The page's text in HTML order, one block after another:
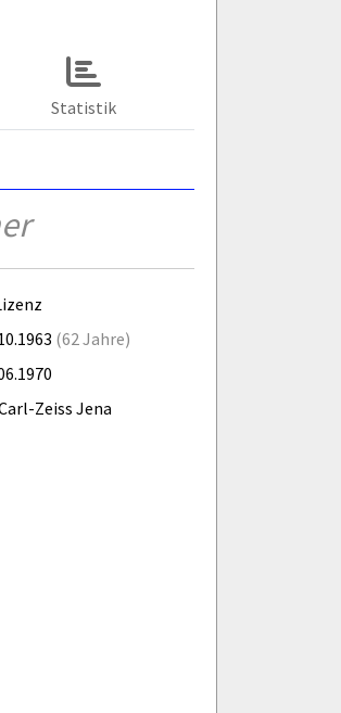
Statistik
(62 Jahre)
Zeiss Jena